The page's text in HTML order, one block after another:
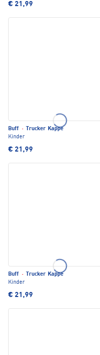
€ 21,99
Buff ·
Trucker Kappe
Kinder
€ 21,99
Buff ·
Trucker Kappe
Kinder
€ 21,99